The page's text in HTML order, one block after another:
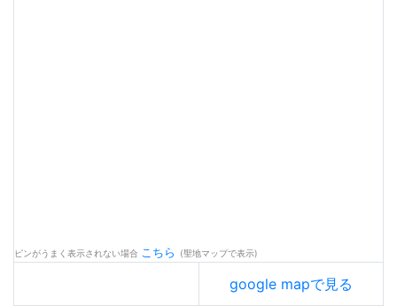
ピンがうまく表示されない場合 こちら (聖地マップで表示)
google mapで見る